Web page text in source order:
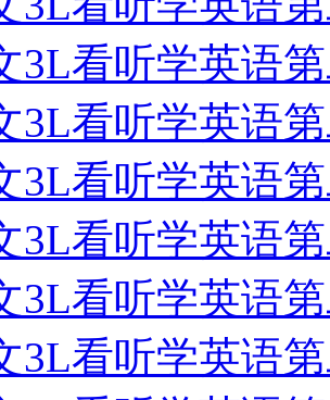
3L看听学英语第
3L看听学英语第
3L看听学英语第
3L看听学英语第
3L看听学英语第
3L看听学英语第